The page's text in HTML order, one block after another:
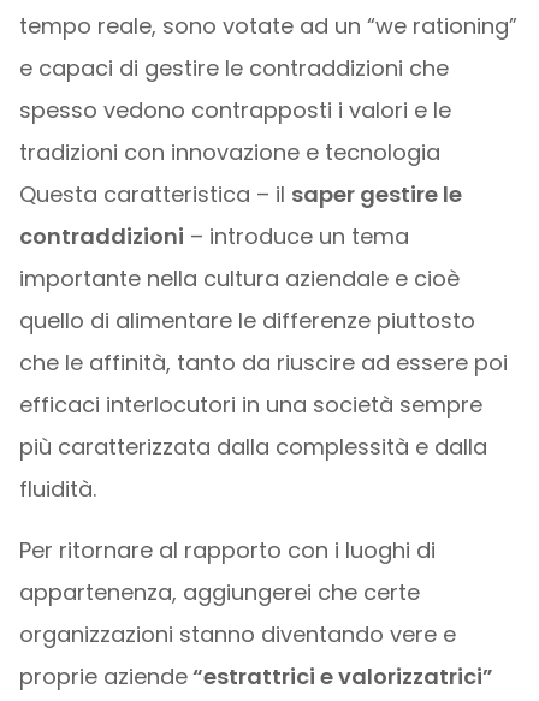
tempo reale, sono votate ad un “we rationing”
e capaci di gestire le contraddizioni che
spesso vedono contrapposti i valori e le
tradizioni con innovazione e tecnologia
Questa caratteristica – il saper gestire le
contraddizioni – introduce un tema
importante nella cultura aziendale e cioè
quello di alimentare le differenze piuttosto
che le affinità, tanto da riuscire ad essere poi
efficaci interlocutori in una società sempre
più caratterizzata dalla complessità e dalla
fluidità.
Per ritornare al rapporto con i luoghi di
appartenenza, aggiungerei che certe
organizzazioni stanno diventando vere e
proprie aziende“estrattrici e valorizzatrici”